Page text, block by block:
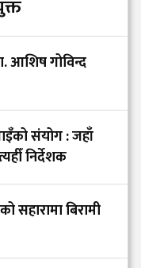
आशिष गोविन्द
संयोग : जहाँ
निर्देशक
सहारामा बिरामी